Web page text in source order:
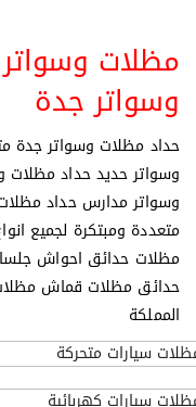
مظلات
وسواتر جدة
حداد مظلات وسواتر جدة
وسواتر حديد حداد
وسواتر مدارس حداد
متعددة ومبتكرة لجميع
مظلات حدائق احواش
حدائق مظلات قماش
المملكة